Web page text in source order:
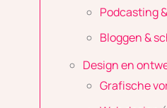
Podcasting
Bloggen &
Design en
Grafische